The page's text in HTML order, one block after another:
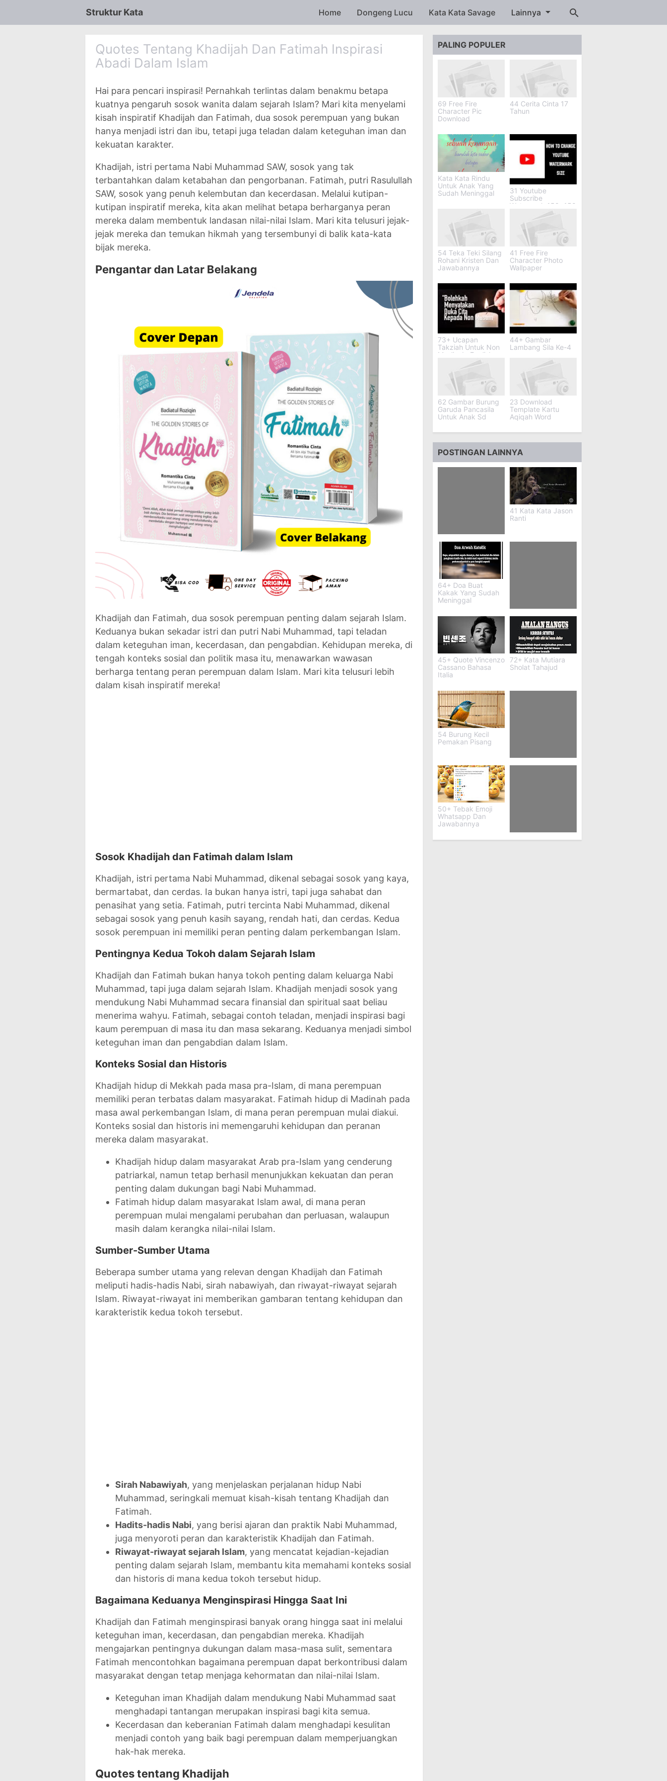
Skip to main content
Struktur Kata Home Dongeng Lucu Kata Kata Savage Lainnya
Quotes Tentang Khadijah Dan Fatimah Inspirasi
Abadi Dalam Islam
Hai para pencari inspirasi! Pernahkah terlintas dalam benakmu betapa
kuatnya pengaruh sosok wanita dalam sejarah Islam? Mari kita menyelami
kisah inspiratif Khadijah dan Fatimah, dua sosok perempuan yang bukan
hanya menjadi istri dan ibu, tetapi juga teladan dalam keteguhan iman dan
kekuatan karakter.
Khadijah, istri pertama Nabi Muhammad SAW, sosok yang tak
terbantahkan dalam ketabahan dan pengorbanan. Fatimah, putri Rasulullah
SAW, sosok yang penuh kelembutan dan kecerdasan. Melalui kutipan-
kutipan inspiratif mereka, kita akan melihat betapa berharganya peran
mereka dalam membentuk landasan nilai-nilai Islam. Mari kita telusuri jejak-
jejak mereka dan temukan hikmah yang tersembunyi di balik kata-kata
bijak mereka.
Pengantar dan Latar Belakang
Khadijah dan Fatimah, dua sosok perempuan penting dalam sejarah Islam.
Keduanya bukan sekadar istri dan putri Nabi Muhammad, tapi teladan
dalam keteguhan iman, kecerdasan, dan pengabdian. Kehidupan mereka, di
tengah konteks sosial dan politik masa itu, menawarkan wawasan
berharga tentang peran perempuan dalam Islam. Mari kita telusuri lebih
dalam kisah inspiratif mereka!
Sosok Khadijah dan Fatimah dalam Islam
Khadijah, istri pertama Nabi Muhammad, dikenal sebagai sosok yang kaya,
bermartabat, dan cerdas. Ia bukan hanya istri, tapi juga sahabat dan
penasihat yang setia. Fatimah, putri tercinta Nabi Muhammad, dikenal
sebagai sosok yang penuh kasih sayang, rendah hati, dan cerdas. Kedua
sosok perempuan ini memiliki peran penting dalam perkembangan Islam.
Pentingnya Kedua Tokoh dalam Sejarah Islam
Khadijah dan Fatimah bukan hanya tokoh penting dalam keluarga Nabi
Muhammad, tapi juga dalam sejarah Islam. Khadijah menjadi sosok yang
mendukung Nabi Muhammad secara finansial dan spiritual saat beliau
menerima wahyu. Fatimah, sebagai contoh teladan, menjadi inspirasi bagi
kaum perempuan di masa itu dan masa sekarang. Keduanya menjadi simbol
keteguhan iman dan pengabdian dalam Islam.
Konteks Sosial dan Historis
Khadijah hidup di Mekkah pada masa pra-Islam, di mana perempuan
memiliki peran terbatas dalam masyarakat. Fatimah hidup di Madinah pada
masa awal perkembangan Islam, di mana peran perempuan mulai diakui.
Konteks sosial dan historis ini memengaruhi kehidupan dan peranan
mereka dalam masyarakat.
Khadijah hidup dalam masyarakat Arab pra-Islam yang cenderung
patriarkal, namun tetap berhasil menunjukkan kekuatan dan peran
penting dalam dukungan bagi Nabi Muhammad.
Fatimah hidup dalam masyarakat Islam awal, di mana peran
perempuan mulai mengalami perubahan dan perluasan, walaupun
masih dalam kerangka nilai-nilai Islam.
Sumber-Sumber Utama
Beberapa sumber utama yang relevan dengan Khadijah dan Fatimah
meliputi hadis-hadis Nabi, sirah nabawiyah, dan riwayat-riwayat sejarah
Islam. Riwayat-riwayat ini memberikan gambaran tentang kehidupan dan
karakteristik kedua tokoh tersebut.
Sirah Nabawiyah, yang menjelaskan perjalanan hidup Nabi
Muhammad, seringkali memuat kisah-kisah tentang Khadijah dan
Fatimah.
Hadits-hadis Nabi, yang berisi ajaran dan praktik Nabi Muhammad,
juga menyoroti peran dan karakteristik Khadijah dan Fatimah.
Riwayat-riwayat sejarah Islam, yang mencatat kejadian-kejadian
penting dalam sejarah Islam, membantu kita memahami konteks sosial
dan historis di mana kedua tokoh tersebut hidup.
Bagaimana Keduanya Menginspirasi Hingga Saat Ini
Khadijah dan Fatimah menginspirasi banyak orang hingga saat ini melalui
keteguhan iman, kecerdasan, dan pengabdian mereka. Khadijah
mengajarkan pentingnya dukungan dalam masa-masa sulit, sementara
Fatimah mencontohkan bagaimana perempuan dapat berkontribusi dalam
masyarakat dengan tetap menjaga kehormatan dan nilai-nilai Islam.
Keteguhan iman Khadijah dalam mendukung Nabi Muhammad saat
menghadapi tantangan merupakan inspirasi bagi kita semua.
Kecerdasan dan keberanian Fatimah dalam menghadapi kesulitan
menjadi contoh yang baik bagi perempuan dalam memperjuangkan
hak-hak mereka.
Quotes tentang Khadijah
PALING POPULER
69 Free Fire
Character Pic
Download
44 Cerita Cinta 17
Tahun
Kata Kata Rindu
Untuk Anak Yang
Sudah Meninggal
31 Youtube
Subscribe
Watermark 150x150
54 Teka Teki Silang
Rohani Kristen Dan
Jawabannya
41 Free Fire
Character Photo
Wallpaper
73+ Ucapan
Takziah Untuk Non
Muslim In English
44+ Gambar
Lambang Sila Ke-4
62 Gambar Burung
Garuda Pancasila
Untuk Anak Sd
23 Download
Template Kartu
Aqiqah Word
POSTINGAN LAINNYA
32 Aksara Jawa
Sayang
41 Kata Kata Jason
Ranti
64+ Doa Buat
Kakak Yang Sudah
Meninggal
42+ Tulisan Di Cup
Minuman
45+ Quote Vincenzo
Cassano Bahasa
Italia
72+ Kata Mutiara
Sholat Tahajud
54 Burung Kecil
Pemakan Pisang
60 Teka Teki Jokes
50+ Tebak Emoji
Whatsapp Dan
Jawabannya
49 Dongeng